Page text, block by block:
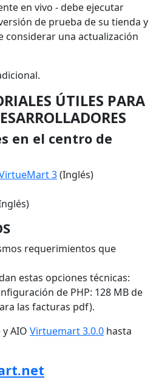
en vivo - debe ejecutar
de prueba de su tienda y
considerar una actualización
ÚTILES PARA
en el centro de
3(Inglés)
requerimientos que
estas opciones técnicas:
de PHP: 128 MB de
las facturas pdf).
AIO Virtuemart 3.0.0 hasta